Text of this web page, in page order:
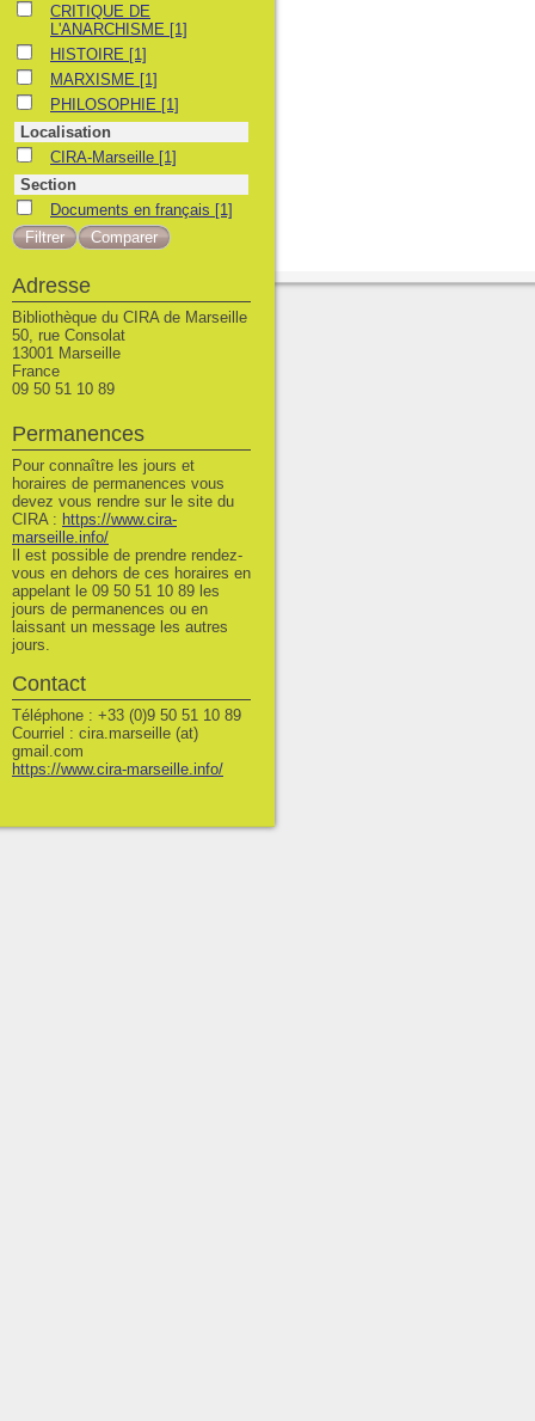
CRITIQUE DE L'ANARCHISME
CRITIQUE DE
L'ANARCHISME [1]
HISTOIRE
HISTOIRE [1]
MARXISME
MARXISME [1]
PHILOSOPHIE
PHILOSOPHIE [1]
Localisation
CIRA-Marseille
CIRA-Marseille [1]
Section
Documents en français
Documents en français [1]
Adresse
Bibliothèque du CIRA de Marseille
50, rue Consolat
13001 Marseille
France
09 50 51 10 89
Permanences
Pour connaître les jours et
horaires de permanences vous
devez vous rendre sur le site du
CIRA : https://www.cira-
marseille.info/
Il est possible de prendre rendez-
vous en dehors de ces horaires en
appelant le 09 50 51 10 89 les
jours de permanences ou en
laissant un message les autres
jours.
Contact
Téléphone : +33 (0)9 50 51 10 89
Courriel : cira.marseille (at)
gmail.com
https://www.cira-marseille.info/